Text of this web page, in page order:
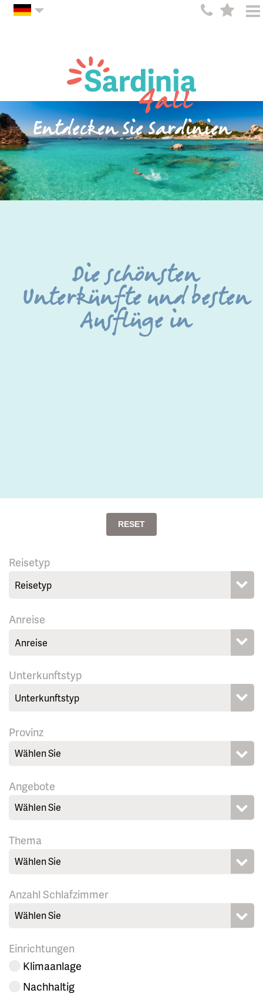
Entdecken Sie Sardinien
Die schönsten
Unterkünfte und besten
Ausflüge in
RESET
Reisetyp
Anreise
Unterkunftstyp
Provinz
Wählen Sie
Angebote
Wählen Sie
Thema
Wählen Sie
Anzahl Schlafzimmer
Wählen Sie
Einrichtungen
Klimaanlage
Nachhaltig